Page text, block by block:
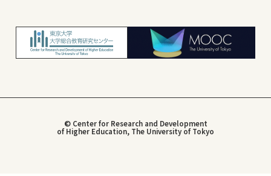
© Center for Research and Development
of Higher Education, The University of Tokyo